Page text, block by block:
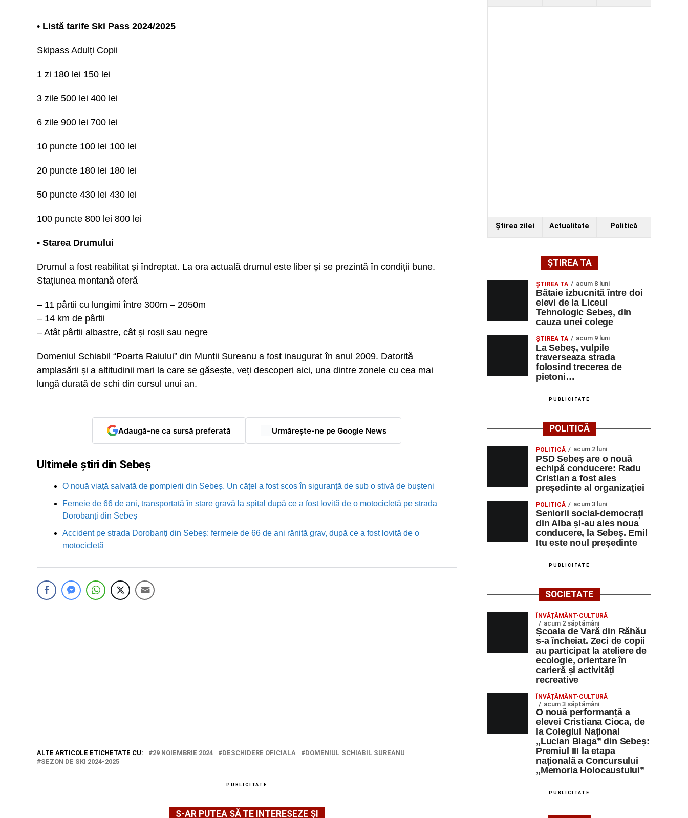
• Listă tarife Ski Pass 2024/2025
Skipass Adulți Copii
1 zi 180 lei 150 lei
3 zile 500 lei 400 lei
6 zile 900 lei 700 lei
10 puncte 100 lei 100 lei
20 puncte 180 lei 180 lei
50 puncte 430 lei 430 lei
100 puncte 800 lei 800 lei
• Starea Drumului
Drumul a fost reabilitat și îndreptat. La ora actuală drumul este liber și se prezintă în condiții bune.
Stațiunea montană oferă
– 11 pârtii cu lungimi între 300m – 2050m
– 14 km de pârtii
– Atât pârtii albastre, cât și roșii sau negre
Domeniul Schiabil “Poarta Raiului” din Munții Șureanu a fost inaugurat în anul 2009. Datorită
amplasării și a altitudinii mari la care se găsește, veți descoperi aici, una dintre zonele cu cea mai
lungă durată de schi din cursul unui an.
Adaugă-ne ca sursă preferată Urmărește-ne pe Google News
Ultimele știri din Sebeș
O nouă viață salvată de pompierii din Sebeș. Un cățel a fost scos în siguranță de sub o stivă de bușteni
Femeie de 66 de ani, transportată în stare gravă la spital după ce a fost lovită de o motocicletă pe strada
Dorobanți din Sebeș
Accident pe strada Dorobanți din Sebeș: fermeie de 66 de ani rănită grav, după ce a fost lovită de o
motocicletă
ALTE ARTICOLE ETICHETATE CU: 29 NOIEMBRIE 2024 DESCHIDERE OFICIALA
DOMENIUL SCHIABIL SUREANU
SEZON DE SKI 2024-2025
PUBLICITATE
S-AR PUTEA SĂ TE INTERESEZE ȘI
Ştirea zilei Actualitate Politică
ȘTIREA TA
ŞTIREA TA acum 8 luni
Bătaie izbucnită între doi
elevi de la Liceul
Tehnologic Sebeș, din
cauza unei colege
ŞTIREA TA acum 9 luni
La Sebeș, vulpile
traverseaza strada
folosind trecerea de
pietoni…
PUBLICITATE
POLITICĂ
POLITICĂ acum 2 luni
PSD Sebeș are o nouă
echipă conducere: Radu
Cristian a fost ales
președinte al organizației
POLITICĂ acum 3 luni
Seniorii social-democrați
din Alba și-au ales noua
conducere, la Sebeș. Emil
Itu este noul președinte
PUBLICITATE
SOCIETATE
ÎNVĂȚĂMÂNT-CULTURĂ
acum 2 săptămâni
Școala de Vară din Răhău
s-a încheiat. Zeci de copii
au participat la ateliere de
ecologie, orientare în
carieră și activități
recreative
ÎNVĂȚĂMÂNT-CULTURĂ
acum 3 săptămâni
O nouă performanță a
elevei Cristiana Cioca, de
la Colegiul Național
„Lucian Blaga” din Sebeș:
Premiul III la etapa
națională a Concursului
„Memoria Holocaustului”
PUBLICITATE